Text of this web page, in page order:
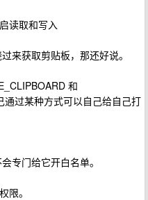
读取和写入
来获取剪贴板，那还好说。
和
过某种方式可以自己给自己打
专门给它开白名单。
限。